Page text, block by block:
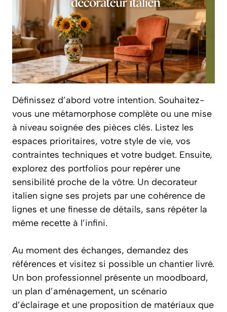
Définissez d’abord votre intention. Souhaitez-
vous une métamorphose complète ou une mise
à niveau soignée des pièces clés. Listez les
espaces prioritaires, votre style de vie, vos
contraintes techniques et votre budget. Ensuite,
explorez des portfolios pour repérer une
sensibilité proche de la vôtre. Un decorateur
italien signe ses projets par une cohérence de
lignes et une finesse de détails, sans répéter la
même recette à l’infini.
Au moment des échanges, demandez des
références et visitez si possible un chantier livré.
Un bon professionnel présente un moodboard,
un plan d’aménagement, un scénario
d’éclairage et une proposition de matériaux que